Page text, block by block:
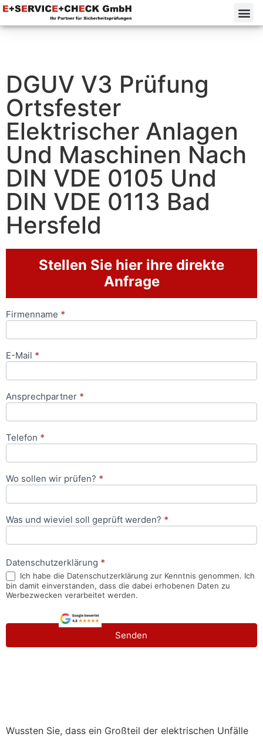
DGUV V3 Prüfung
Ortsfester
Elektrischer Anlagen
Und Maschinen Nach
DIN VDE 0105 Und
DIN VDE 0113 Bad
Hersfeld
Stellen Sie hier ihre direkte
Anfrage
Anfrageformular
Firmenname *
E-Mail *
Ansprechpartner *
Telefon *
Wo sollen wir prüfen? *
Was und wieviel soll geprüft werden? *
Datenschutzerklärung *
Ich habe die Datenschutzerklärung zur Kenntnis genommen. Ich
bin damit einverstanden, dass die dabei erhobenen Daten zu
Werbezwecken verarbeitet werden.
Senden
Wussten Sie, dass ein Großteil der elektrischen Unfälle